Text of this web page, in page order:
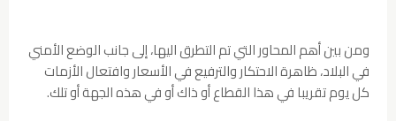
ومن بين أهم المحاور التي تم التطرق اليها، إلى جانب الوضع الأمني
في البلاد، ظاهرة الاحتكار والترفيع في الأسعار وافتعال الأزمات
كل يوم تقريبا في هذا القطاع أو ذاك أو في هذه الجهة أو تلك.